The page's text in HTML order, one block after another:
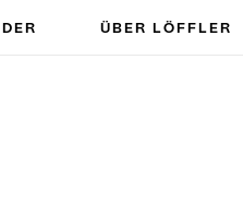
ÜBER LÖFFLER